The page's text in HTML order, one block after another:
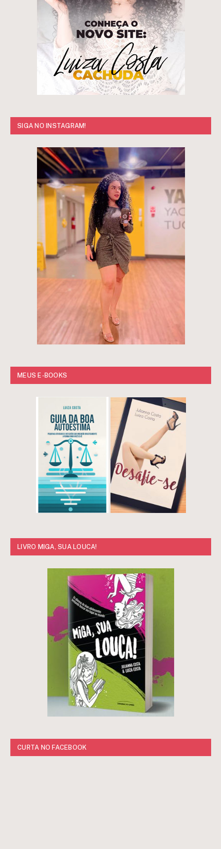
SIGA NO INSTAGRAM!
MEUS E-BOOKS
LIVRO MIGA, SUA LOUCA!
CURTA NO FACEBOOK